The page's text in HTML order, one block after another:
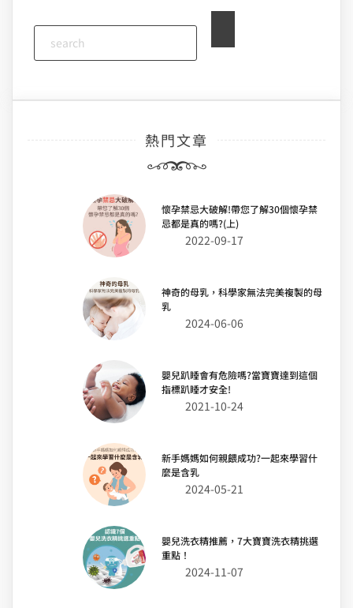
熱門文章
懷孕禁忌大破解!帶您了解30個懷孕禁
忌都是真的嗎?(上)
2022-09-17
神奇的母乳，科學家無法完美複製的母
乳
2024-06-06
嬰兒趴睡會有危險嗎?當寶寶達到這個
指標趴睡才安全!
2021-10-24
新手媽媽如何親餵成功?一起來學習什
麼是含乳
2024-05-21
嬰兒洗衣精推薦，7大寶寶洗衣精挑選
重點！
2024-11-07